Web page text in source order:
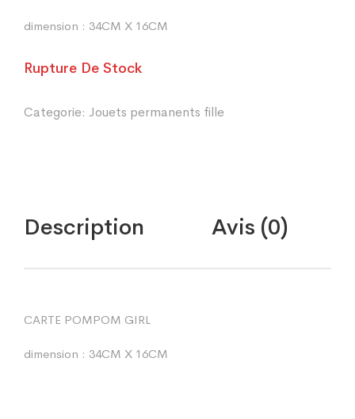
dimension : 34CM X 16CM
Rupture De Stock
Categorie: Jouets permanents fille
Description Avis (0)
CARTE POMPOM GIRL
dimension : 34CM X 16CM